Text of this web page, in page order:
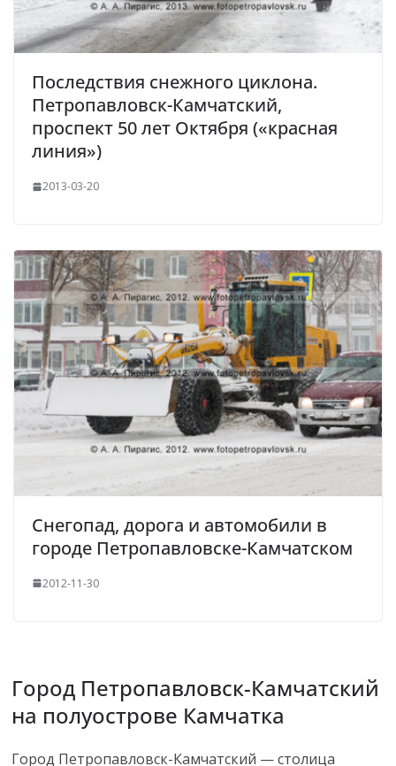
Последствия снежного циклона.
Петропавловск-Камчатский,
проспект 50 лет Октября («красная
линия»)
2013-03-20
Снегопад, дорога и автомобили в
городе Петропавловске-Камчатском
2012-11-30
Город Петропавловск-Камчатский
на полуострове Камчатка
Город Петропавловск-Камчатский — столица